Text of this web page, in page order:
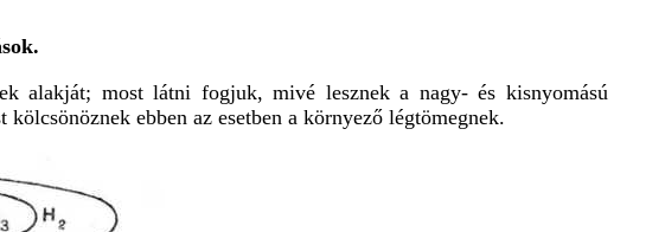
alakját; most látni fogjuk, mivé lesznek a nagy- és kisnyomású
ebben az esetben a környező légtömegnek.